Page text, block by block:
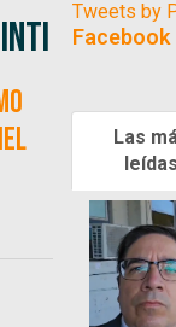
Tweets by
Facebook
Las
leídas